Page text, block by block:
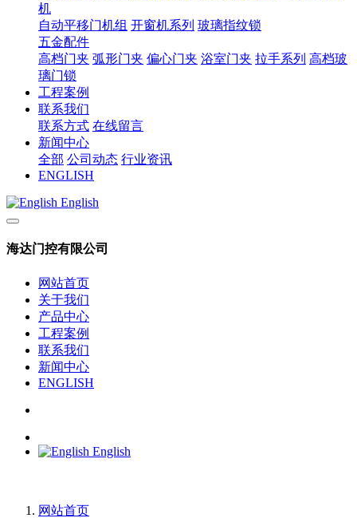
机
自动平移门机组 开窗机系列 玻璃指纹锁
五金配件
高档门夹 弧形门夹 偏心门夹 浴室门夹 拉手系列 高档玻
璃门锁
工程案例
联系我们
联系方式 在线留言
新闻中心
全部 公司动态 行业资讯
ENGLISH
English
海达门控有限公司
网站首页
关于我们
产品中心
工程案例
联系我们
新闻中心
ENGLISH
English
网站首页